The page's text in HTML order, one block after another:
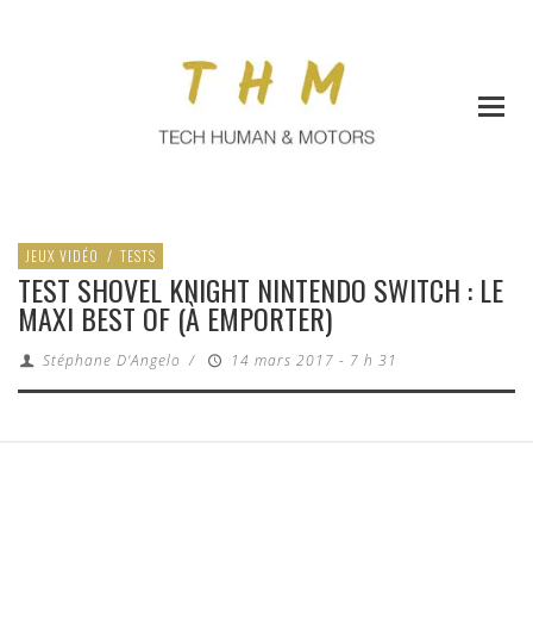
JEUX VIDÉO / TESTS
TEST SHOVEL KNIGHT NINTENDO SWITCH : LE
MAXI BEST OF (À EMPORTER)
Stéphane D'Angelo / 14 mars 2017 - 7 h 31